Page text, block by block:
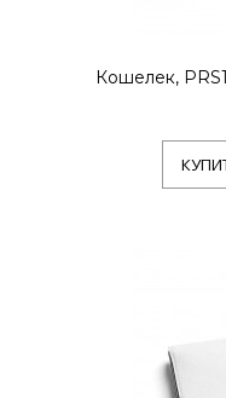
Кошелек,